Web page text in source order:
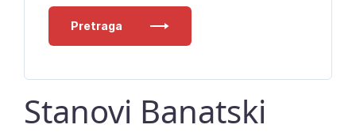
Pretraga
Stanovi Banatski